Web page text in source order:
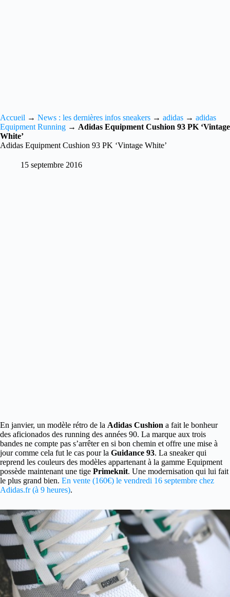
Accueil → News : les dernières infos sneakers → adidas → adidas
Equipment Running → Adidas Equipment Cushion 93 PK ‘Vintage
White’
Adidas Equipment Cushion 93 PK ‘Vintage White’
15 septembre 2016
En janvier, un modèle rétro de la Adidas Cushion a fait le bonheur
des aficionados des running des années 90. La marque aux trois
bandes ne compte pas s’arrêter en si bon chemin et offre une mise à
jour comme cela fut le cas pour la Guidance 93. La sneaker qui
reprend les couleurs des modèles appartenant à la gamme Equipment
possède maintenant une tige Primeknit. Une modernisation qui lui fait
le plus grand bien. En vente (160€) le vendredi 16 septembre chez
Adidas.fr (à 9 heures).